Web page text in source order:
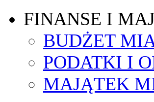
FINANSE I
BUDŻET
PODATKI I
MAJĄTEK